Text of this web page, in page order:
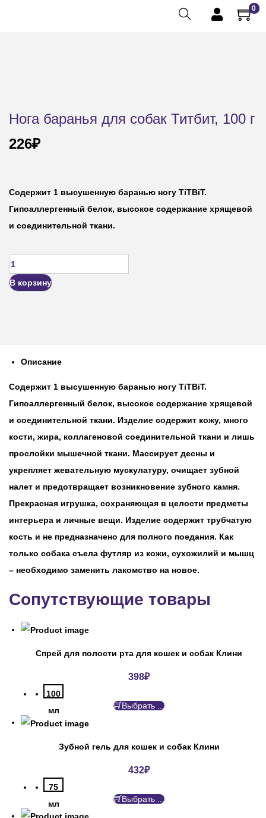
0
Нога баранья для собак Титбит, 100 г
226₽
Содержит 1 высушенную баранью ногу TiTBiT.
Гипоаллергенный белок, высокое содержание хрящевой
и соединительной ткани.
В корзину
Описание
Содержит 1 высушенную баранью ногу TiTBiT.
Гипоаллергенный белок, высокое содержание хрящевой
и соединительной ткани. Изделие содержит кожу, много
кости, жира, коллагеновой соединительной ткани и лишь
прослойки мышечной ткани. Массирует десны и
укрепляет жевательную мускулатуру, очищает зубной
налет и предотвращает возникновение зубного камня.
Прекрасная игрушка, сохраняющая в целости предметы
интерьера и личные вещи. Изделие содержит трубчатую
кость и не предназначено для полного поедания. Как
только собака съела футляр из кожи, сухожилий и мышц
– необходимо заменить лакомство на новое.
Сопутствующие товары
Спрей для полости рта для кошек и собак Клини
398₽
100
мл
Выбрать ...
Зубной гель для кошек и собак Клини
432₽
75
мл
Выбрать ...